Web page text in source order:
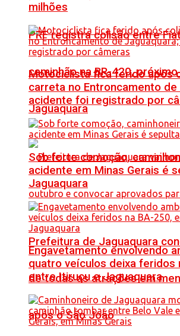
PRF registra colisão entre
caminhão na BR-420,
Jaguaquara
Prefeitura de Jaguaquara
de todas as atrações em
após o São João
milhões
Motociclista fica ferido após
carreta no Entroncamento de
acidente foi registrado por
Sob forte comoção,
acidente em Minas Gerais é
Jaguaquara
Engavetamento envolvendo
quatro veículos deixa feridos
entre Itiruçu e Jaguaquara